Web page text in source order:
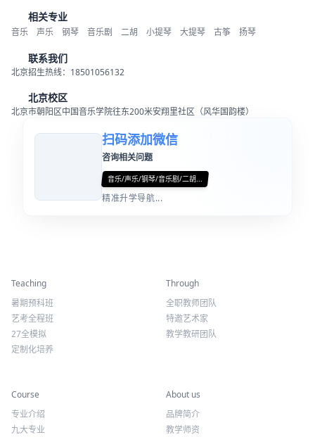
相关专业
音乐 声乐 钢琴 音乐剧 二胡 小提琴 大提琴 古筝 扬琴
联系我们
北京招生热线：18501056132
北京校区
北京市朝阳区中国音乐学院往东200米安翔里社区（风华国韵楼）
扫码添加微信
咨询相关问题
音乐/声乐/钢琴/音乐剧/二胡...
精准升学导航...
Teaching
暑期预科班
艺考全程班
27全模拟
定制化培养
Through
全职教师团队
特邀艺术家
教学教研团队
Course
专业介绍
九大专业
About us
品牌简介
教学师资